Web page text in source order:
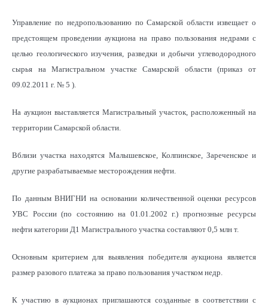
Управление по недропользованию по Самарской области извещает о
предстоящем проведении аукциона на право пользования недрами с
целью геологического изучения, разведки и добычи углеводородного
сырья на Магистральном участке Самарской области (приказ от
09.02.2011 г. № 5 ).
На аукцион выставляется Магистральный участок, расположенный на
территории Самарской области.
Вблизи участка находятся Малышевское, Колпинское, Зареченское и
другие разрабатываемые месторождения нефти.
По данным ВНИГНИ на основании количественной оценки ресурсов
УВС России (по состоянию на 01.01.2002 г.) прогнозные ресурсы
нефти категории Д1 Магистрального участка составляют 0,5 млн т.
Основным критерием для выявления победителя аукциона является
размер разового платежа за право пользования участком недр.
К участию в аукционах приглашаются созданные в соответствии с